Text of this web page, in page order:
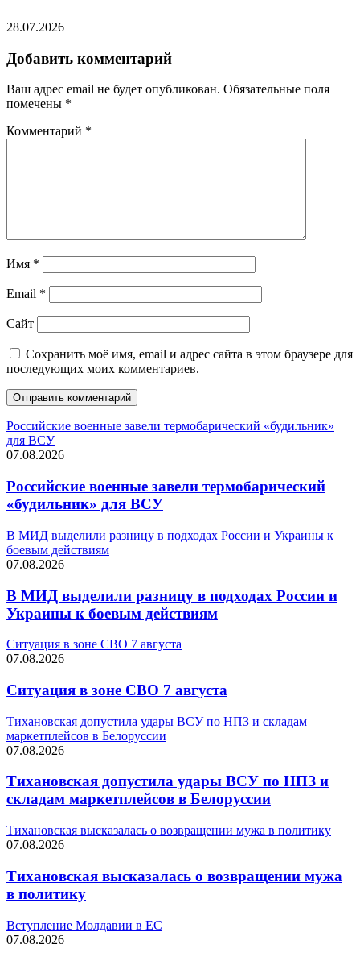
28.07.2026
Добавить комментарий
Ваш адрес email не будет опубликован. Обязательные поля
помечены *
Комментарий *
Имя *
Email *
Сайт
Сохранить моё имя, email и адрес сайта в этом браузере для
последующих моих комментариев.
Российские военные завели термобарический «будильник»
для ВСУ
07.08.2026
Российские военные завели термобарический
«будильник» для ВСУ
В МИД выделили разницу в подходах России и Украины к
боевым действиям
07.08.2026
В МИД выделили разницу в подходах России и
Украины к боевым действиям
Ситуация в зоне СВО 7 августа
07.08.2026
Ситуация в зоне СВО 7 августа
Тихановская допустила удары ВСУ по НПЗ и складам
маркетплейсов в Белоруссии
07.08.2026
Тихановская допустила удары ВСУ по НПЗ и
складам маркетплейсов в Белоруссии
Тихановская высказалась о возвращении мужа в политику
07.08.2026
Тихановская высказалась о возвращении мужа
в политику
Вступление Молдавии в ЕС
07.08.2026